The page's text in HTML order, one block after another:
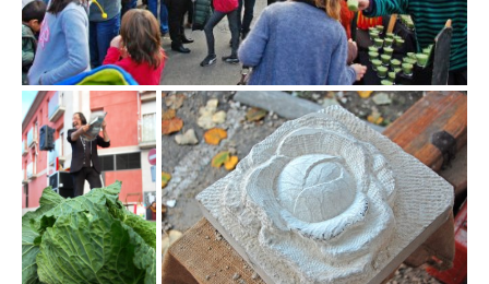
Fira de la col de la
Roca del Vallès
Fira de la col de la Roca del Vallès